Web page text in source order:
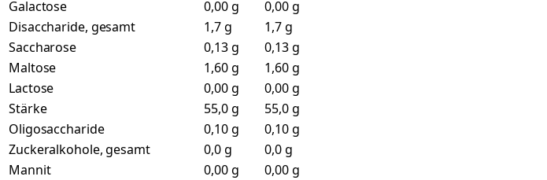
Galactose
0,00 g
0,00 g
Disaccharide, gesamt
1,7 g
1,7 g
Saccharose
0,13 g
0,13 g
Maltose
1,60 g
1,60 g
Lactose
0,00 g
0,00 g
Stärke
55,0 g
55,0 g
Oligosaccharide
0,10 g
0,10 g
Zuckeralkohole, gesamt
0,0 g
0,0 g
Mannit
0,00 g
0,00 g